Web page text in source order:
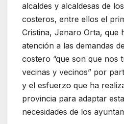
alcaldes y alcaldesas de
costeros, entre ellos el
Cristina, Jenaro Orta, que
atención a las demandas
costero “que son que nos
vecinas y vecinos” por
y el esfuerzo que ha
provincia para adaptar
necesidades de los